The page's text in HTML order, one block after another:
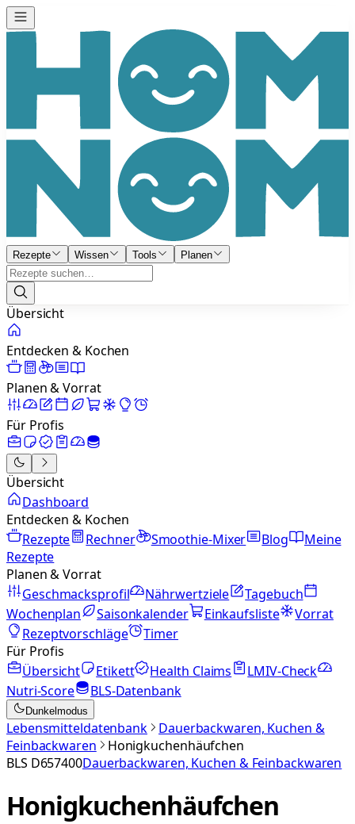
Rezepte Wissen Tools Planen
Übersicht
Entdecken & Kochen
Planen & Vorrat
Für Profis
Übersicht
Dashboard
Entdecken & Kochen
Rezepte
Rechner Smoothie-Mixer Blog
Meine
Rezepte
Planen & Vorrat
Geschmacksprofil
Nährwertziele
Tagebuch
Wochenplan
Saisonkalender Einkaufsliste
Vorrat
Rezeptvorschläge
Timer
Für Profis
Übersicht
Etikett Health Claims
LMIV-Check
Nutri-Score
BLS-Datenbank
Dunkelmodus
Lebensmitteldatenbank
Dauerbackwaren, Kuchen &
Feinbackwaren
Honigkuchenhäufchen
BLS D657400Dauerbackwaren, Kuchen & Feinbackwaren
Honigkuchenhäufchen